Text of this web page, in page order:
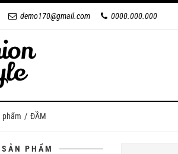
demo170@gmail.com 0000.000.000
phẩm ĐẦM
PHẨM